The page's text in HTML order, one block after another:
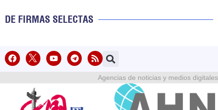
DE FIRMAS SELECTAS
Agencias de noticias y medios digitales